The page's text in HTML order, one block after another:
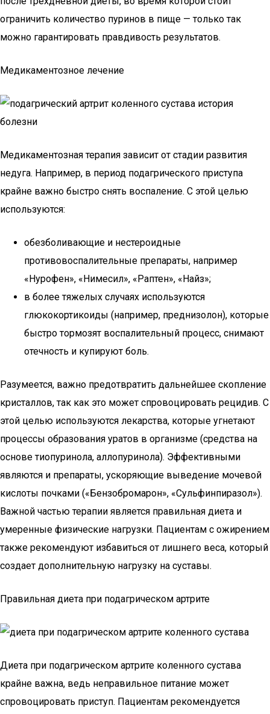
ограничить количество пуринов в пище — только так
можно гарантировать правдивость результатов.
Медикаментозное лечение
Медикаментозная терапия зависит от стадии развития
недуга. Например, в период подагрического приступа
крайне важно быстро снять воспаление. С этой целью
используются:
обезболивающие и нестероидные
противовоспалительные препараты, например
«Нурофен», «Нимесил», «Раптен», «Найз»;
в более тяжелых случаях используются
глюкокортикоиды (например, преднизолон), которые
быстро тормозят воспалительный процесс, снимают
отечность и купируют боль.
Разумеется, важно предотвратить дальнейшее скопление
кристаллов, так как это может спровоцировать рецидив. С
этой целью используются лекарства, которые угнетают
процессы образования уратов в организме (средства на
основе тиопуринола, аллопуринола). Эффективными
являются и препараты, ускоряющие выведение мочевой
кислоты почками («Бензобромарон», «Сульфинпиразол»).
Важной частью терапии является правильная диета и
умеренные физические нагрузки. Пациентам с ожирением
также рекомендуют избавиться от лишнего веса, который
создает дополнительную нагрузку на суставы.
Правильная диета при подагрическом артрите
Диета при подагрическом артрите коленного сустава
крайне важна, ведь неправильное питание может
спровоцировать приступ. Пациентам рекомендуется